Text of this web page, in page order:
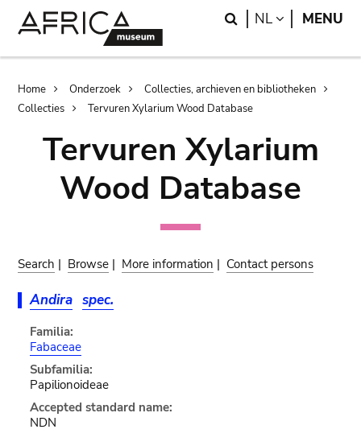
Search
NL LANGUAGE
MENU
Breadcrumb
Home Onderzoek
Collecties, archieven en bibliotheken
Collecties
Tervuren Xylarium Wood Database
Tervuren Xylarium
Wood Database
Search | Browse | More information | Contact persons
Andira spec.
Familia:
Fabaceae
Subfamilia:
Papilionoideae
Accepted standard name:
NDN